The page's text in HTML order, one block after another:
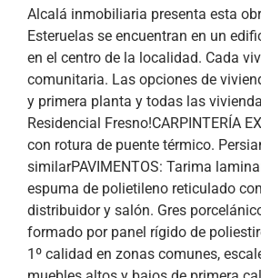
Alcalá inmobiliaria presenta esta
Esteruelas se encuentran en un
en el centro de la localidad. Cada
comunitaria. Las opciones de
y primera planta y todas las
Residencial Fresno!CARPINTERÍA
con rotura de puente térmico.
similarPAVIMENTOS: Tarima
espuma de polietileno reticulado
distribuidor y salón. Gres
formado por panel rígido de
1º calidad en zonas comunes,